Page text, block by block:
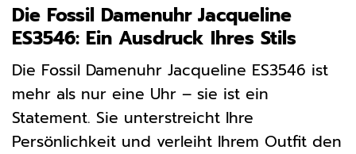
Die Fossil Damenuhr Jacqueline
ES3546: Ein Ausdruck Ihres Stils
Die Fossil Damenuhr Jacqueline ES3546 ist
mehr als nur eine Uhr – sie ist ein
Statement. Sie unterstreicht Ihre
Persönlichkeit und verleiht Ihrem Outfit den